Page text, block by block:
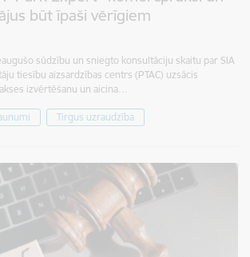
būt īpaši vērīgiem
sūdzību un sniegto konsultāciju skaitu par SIA
tiesību aizsardzības centrs (PTAC) uzsācis
izvērtēšanu un aicina…
Tirgus uzraudzība